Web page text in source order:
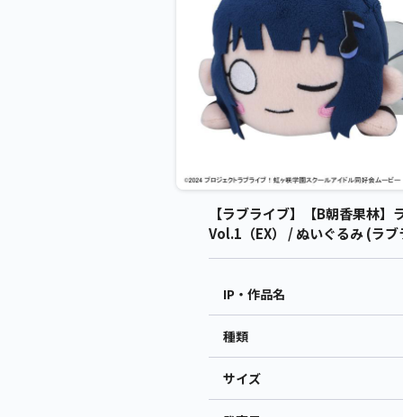
【ラブライブ】【B朝香果林
Vol.1（EX） / ぬいぐるみ (ラ
IP・作品名
種類
サイズ